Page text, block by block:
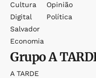
Cultura
Digital
Salvador
Economia
Opinião
Política
GrupoA
A TARDE